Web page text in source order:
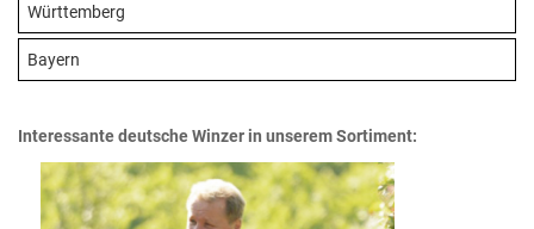
Württemberg
Bayern
Interessante deutsche Winzer in unserem Sortiment: